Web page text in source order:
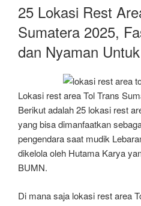
25 Lokasi Rest
Sumatera 2025,
dan Nyaman
Lokasi rest area Tol Trans
Berikut adalah 25 lokasi rest
yang bisa dimanfaatkan
pengendara saat mudik
dikelola oleh Hutama Karya
BUMN.
Di mana saja lokasi rest area